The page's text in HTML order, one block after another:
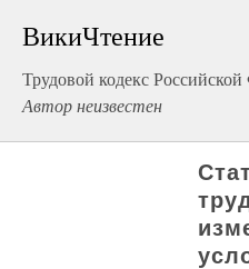
ВикиЧтение
Трудовой кодекс
Автор неизвестен